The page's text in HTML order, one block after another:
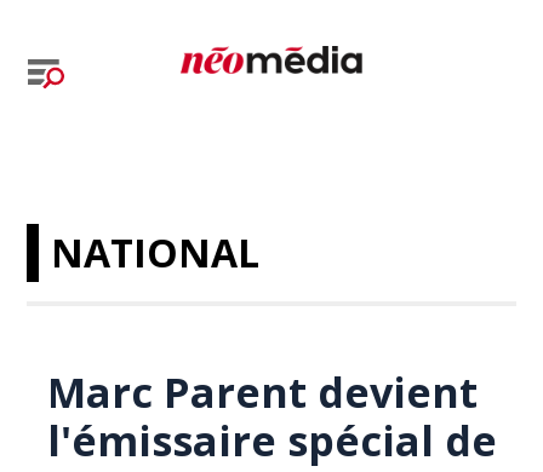
NATIONAL
Marc Parent devient
l'émissaire spécial de